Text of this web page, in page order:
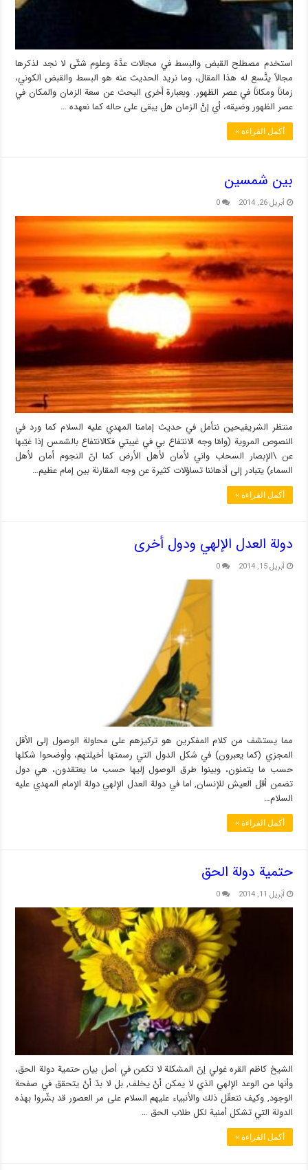
استخدم مصطلح القبض والبسط في مجالات عدَّة وعلوم شتّى لا نجد لذكرها
مجالاً يتَّسع له هذا المقال، وما نريد الحديث عنه هو البسط والقبض الكوني،
زماناً ومكاناً في عصر الظهور. وبعبارة أخرى البحث عن سعة الزمان والمكان في
عصر الظهور وضيقه، أي إنَّ الزمان هل يبقى على حاله كما نعهده …
أكمل القراءة »
بين شمسين
أبريل 26, 2014 0
منتظر الشريفيحين نتأمل في حديث إمامنا المهدي عليه السلام كما ورد في
النصوص المروية (وامّا وجه الانتفاع بي في غيبتي فكالانتفاع بالشمس إذا غيّبها
عن \الإبصار السحاب واني لأمان لأهل الأرض كما انّ النجوم أمان لأهل
السماء) يتبادر إلى أذهاننا تساؤلات كثيرة عن وجه المقارنة بين إمام عظيم…
أكمل القراءة »
دولة العدل الإلهي ودول أخرى
أبريل 15, 2014 0
مما يستشف من كلام المفكرين هو تركيزهم على محاولة الوصول إلى الأقل
المجزي (كما يعبرون) في شكل الدول التي رسمتها أخيلتهم، وأوضحوا شكلها
حسب ما يتمنون، وبينوا طرق الوصول إليها حسب ما يعتقدون، هي دول
تضمن أقل العيش للإنسان, اما في دولة العدل الإلهي دولة الإمام المهدي عليه
السلام…
أكمل القراءة »
حتمية دولة الحق
أبريل 11, 2014 0
الشيخ كاظم القره غولي إنّ المشكلة لا تكمن في أصل بيان حتمية دولة الحق،
وأنها من الوعد الإلهي الذي لا يمكن أنْ يخلف, بل لا بدّ أنْ يتحقق في صفحة
الوجود, وكيف نتعقّل ذلك والأنبياء عليهم السلام على مر العصور قد بشّروا بهذه
الدولة التي تشكل أمنية لكل طلاب الحق …
أكمل القراءة »